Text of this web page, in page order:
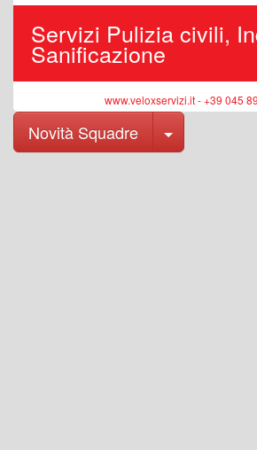
Servizi Pulizia civili,
Sanificazione
www.veloxservizi.it - +39 045
Novità Squadre Toggle